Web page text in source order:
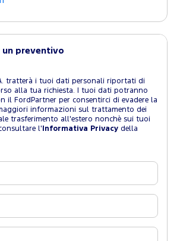
un preventivo
tratterà i tuoi dati personali riportati di
alla tua richiesta. I tuoi dati potranno
il FordPartner per consentirci di evadere la
informazioni sul trattamento dei
trasferimento all'estero nonchè sui tuoi
l' Informativa Privacy della